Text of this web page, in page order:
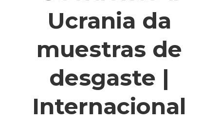
Ucrania da
muestras de
desgaste |
Internacional